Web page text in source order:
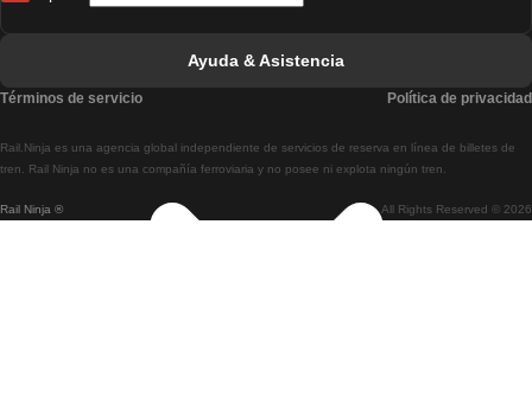
Tren De Lisboa A Braga
Tren De Braga A Lisboa
Rail Ninja ® All Rights Reserved © 2026
Rail.Ninja es una agencia global independiente de servicios de reserva en línea de billetes de
tren. Rail Ninja no es una compañía ferroviaria y no posee ni explota ningún tren.
Ayuda & Asistencia
Términos de servicio Política de privacidad